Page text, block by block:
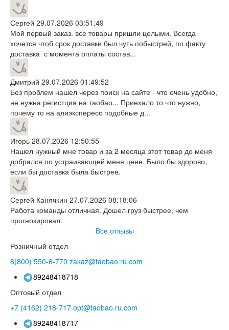
Сергей 29.07.2026 03:51:49
Мой первый заказ. все товары пришли целыми. Всегда
хочется чтоб срок доставки был чуть побыстрей, по факту
доставка с момента оплаты состав...
Дмитрий 29.07.2026 01:49:52
Без проблем нашел через поиск на сайте - что очень удобно,
не нужна регистция на таобао... Приехало то что нужно,
почему то на алиэкспересс подобные д...
Игорь 28.07.2026 12:50:55
Нашел нужный мне товар и за 2 месяца этот товар до меня
добрался по устраивающей меня цене. Было бы здорово,
если бы доставка была быстрее.
Сергей Канячкин 27.07.2026 08:18:06
Работа команды отличная. Дошел груз быстрее, чем
прогнозировал.
Все отзывы
Розничный отдел
8(800) 550-6-770 zakaz@taobao.ru.com
89248418718
Оптовый отдел
+7 (4162) 218-717 opt@taobao.ru.com
89248418717